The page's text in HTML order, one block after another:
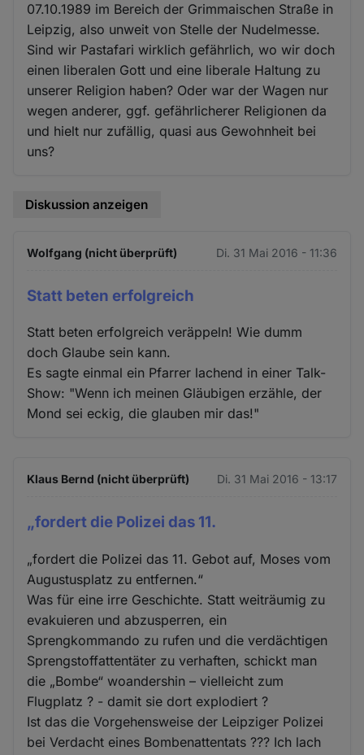
07.10.1989 im Bereich der Grimmaischen Straße in
Leipzig, also unweit von Stelle der Nudelmesse.
Sind wir Pastafari wirklich gefährlich, wo wir doch
einen liberalen Gott und eine liberale Haltung zu
unserer Religion haben? Oder war der Wagen nur
wegen anderer, ggf. gefährlicherer Religionen da
und hielt nur zufällig, quasi aus Gewohnheit bei
uns?
Diskussion anzeigen
Wolfgang (nicht überprüft) Di. 31 Mai 2016 - 11:36
Statt beten erfolgreich
Statt beten erfolgreich veräppeln! Wie dumm
doch Glaube sein kann.
Es sagte einmal ein Pfarrer lachend in einer Talk-
Show: "Wenn ich meinen Gläubigen erzähle, der
Mond sei eckig, die glauben mir das!"
Klaus Bernd (nicht überprüft) Di. 31 Mai 2016 - 13:17
„fordert die Polizei das 11.
„fordert die Polizei das 11. Gebot auf, Moses vom
Augustusplatz zu entfernen.“
Was für eine irre Geschichte. Statt weiträumig zu
evakuieren und abzusperren, ein
Sprengkommando zu rufen und die verdächtigen
Sprengstoffattentäter zu verhaften, schickt man
die „Bombe“ woandershin – vielleicht zum
Flugplatz ? - damit sie dort explodiert ?
Ist das die Vorgehensweise der Leipziger Polizei
bei Verdacht eines Bombenattentats ??? Ich lach